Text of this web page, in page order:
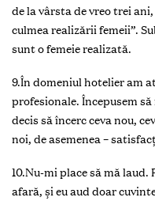
de la vârsta de vreo trei
culmea realizării femeii”.
sunt o femeie realizată.
9.În domeniul hotelier am
profesionale. Începusem
decis să încerc ceva nou,
noi, de asemenea –
10.Nu-mi place să mă
afară, și eu aud doar